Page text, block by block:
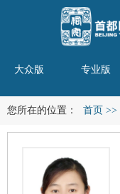
大众版 专业版
您所在的位置： 首页 >>